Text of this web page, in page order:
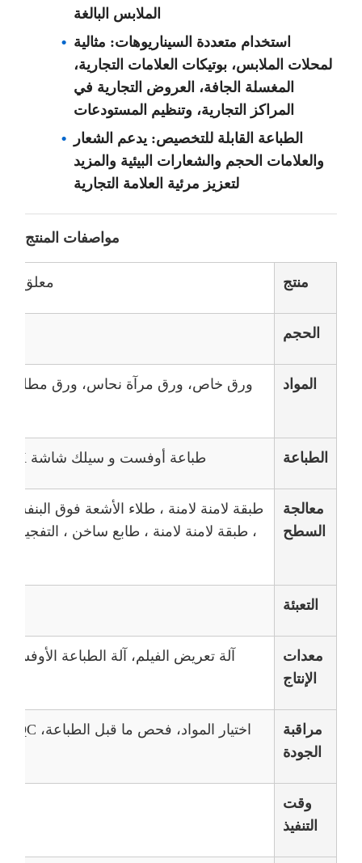
الملابس البالغة
استخدام متعددة السيناريوهات: مثالية
لمحلات الملابس، بوتيكات العلامات التجارية،
المغسلة الجافة، العروض التجارية في
المراكز التجارية، وتنظيم المستودعات
الطباعة القابلة للتخصيص: يدعم الشعار
والعلامات الحجم والشعارات البيئية والمزيد
لتعزيز مرئية العلامة التجارية
مواصفات المنتج
منتج معلق
الحجم
المواد ورق خاص، ورق مرآة نحاس، ورق مطلي،
الطباعة طباعة أوفست و سيلك شاشة CMYK ، أي لون بانتون متاح
معالجة
السطح
طبقة لامنة لامنة ، طلاء الأشعة فوق
، طبقة لامنة لامنة ، طابع ساخن ، التفجير ،
التعبئة
معدات
الإنتاج
مراقبة
الجودة
اختيار المواد، فحص ما قبل الطباعة، IPQC، فحص المنتجات النهائية
وقت
التنفيذ